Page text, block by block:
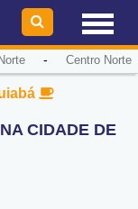
- Centro Norte
CIDADE DE